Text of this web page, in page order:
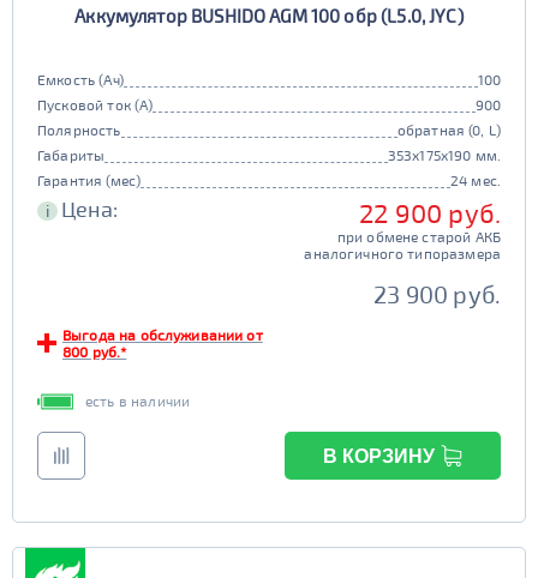
Аккумулятор BUSHIDO AGM 100 обр (L5.0, JYC)
Емкость (Ач)
100
Пусковой ток (А)
900
Полярность
обратная (0, L)
Габариты
353x175x190 мм.
Гарантия (мес)
24 мес.
i Цена: 22 900 руб.
при обмене старой АКБ
аналогичного типоразмера
23 900 руб.
Выгода на обслуживании от
800 руб.*
есть в наличии
В КОРЗИНУ